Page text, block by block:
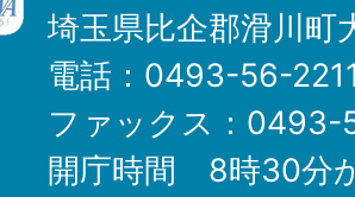
埼玉県比企郡滑川町
電話：0493-56-
ファックス：
開庁時間 8時30分